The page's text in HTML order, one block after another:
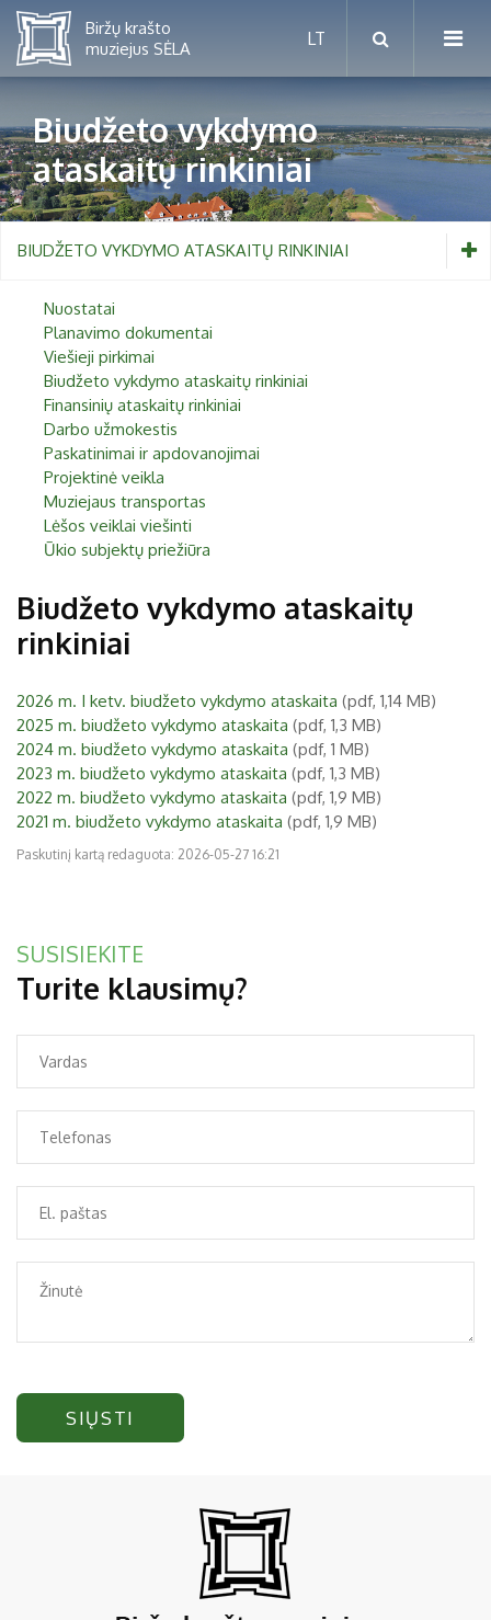
Mėnesio renginiai
Vaikams nuo 5 iki 10 metų
Suaugusiems
Šeimoms
Etnografija
Biržai ir Radvilos
Biržų tvirtovės arsenalas
Religijos
Biržai XIX a.
Biržai XX a.
RUGPJŪTIS
Pr An
3
4 5 6 7 8
17
18 19 20 21 22
24
25 26 27 28
31
Biudžeto vykdymo
ataskaitų rinkiniai
BIUDŽETO VYKDYMO ATASKAITŲ RINKINIAI
Nuostatai
Planavimo dokumentai
Viešieji pirkimai
Biudžeto vykdymo ataskaitų rinkiniai
Finansinių ataskaitų rinkiniai
Darbo užmokestis
Paskatinimai ir apdovanojimai
Projektinė veikla
Muziejaus transportas
Lėšos veiklai viešinti
Ūkio subjektų priežiūra
Biudžeto vykdymo ataskaitų
rinkiniai
2026 m. I ketv. biudžeto vykdymo ataskaita (pdf, 1,14 MB)
2025 m. biudžeto vykdymo ataskaita (pdf, 1,3 MB)
2024 m. biudžeto vykdymo ataskaita (pdf, 1 MB)
2023 m. biudžeto vykdymo ataskaita (pdf, 1,3 MB)
2022 m. biudžeto vykdymo ataskaita (pdf, 1,9 MB)
2021 m. biudžeto vykdymo ataskaita (pdf, 1,9 MB)
Paskutinį kartą redaguota: 2026-05-27 16:21
SUSISIEKITE
Turite klausimų?
SIŲSTI